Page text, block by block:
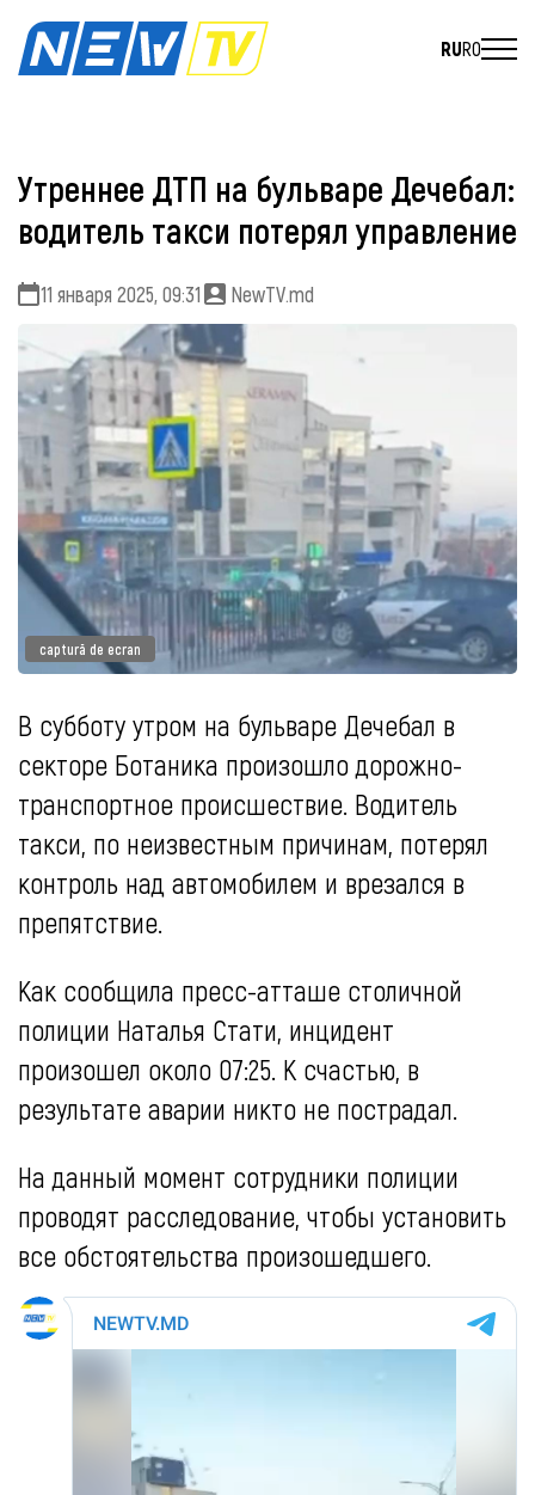
RURO
Утреннее ДТП на бульваре Дечебал:
водитель такси потерял управление
11 января 2025, 09:31 NewTV.md
captură de ecran
В субботу утром на бульваре Дечебал в
секторе Ботаника произошло дорожно-
транспортное происшествие. Водитель
такси, по неизвестным причинам, потерял
контроль над автомобилем и врезался в
препятствие.
Как сообщила пресс-атташе столичной
полиции Наталья Стати, инцидент
произошел около 07:25. К счастью, в
результате аварии никто не пострадал.
На данный момент сотрудники полиции
проводят расследование, чтобы установить
все обстоятельства произошедшего.